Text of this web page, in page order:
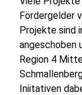
Fördergelder
Projekte sind
angeschoben
Region 4
Iniitativen